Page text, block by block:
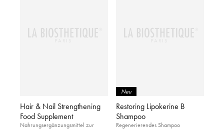
Hair & Nail Strengthening
Food Supplement
Nahrungsergänzungsmittel zur
Neu
Restoring Lipokerine B
Shampoo
Regenerierendes Shampoo